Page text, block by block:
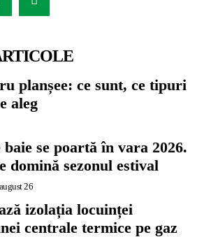
planșee: ce sunt, ce tipuri
aleg
baie se poartă în vara 2026.
domină sezonul estival
26
izolația locuinței
centrale termice pe gaz